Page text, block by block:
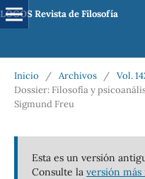
LOGOS Revista de Filosofía
Inicio / Archivos / Vol.
Dossier: Filosofía y
Sigmund Freu
Esta es un versión
Consulte la versión